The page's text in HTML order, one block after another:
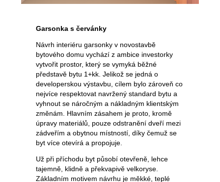
Garsonka s červánky
Návrh interiéru garsonky v novostavbě
bytového domu vychází z ambice investorky
vytvořit prostor, který se vymyká běžné
představě bytu 1+kk. Jelikož se jedná o
developerskou výstavbu, cílem bylo zároveň co
nejvíce respektovat navržený standard bytu a
vyhnout se náročným a nákladným klientským
změnám. Hlavním zásahem je proto, kromě
úpravy materiálů, pouze odstranění dveří mezi
zádveřím a obytnou místností, díky čemuž se
byt více otevírá a propojuje.
Už při příchodu byt působí otevřeně, lehce
tajemně, klidně a překvapivě velkoryse.
Základním motivem návrhu je měkké, teplé